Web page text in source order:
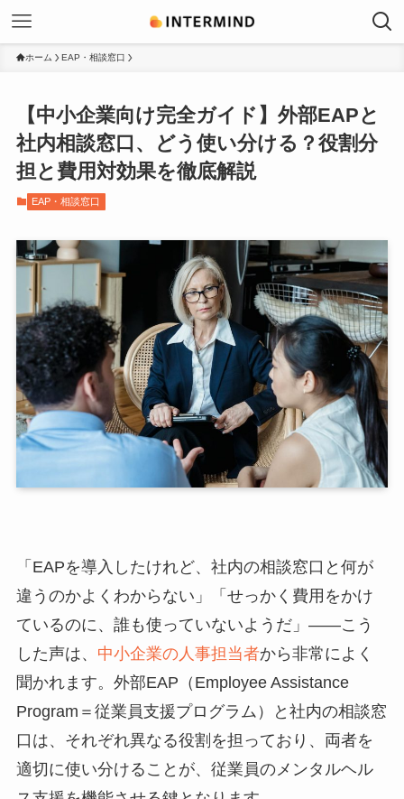
ホーム EAP・相談窓口
【中小企業向け完全ガイド】外部EAPと
社内相談窓口、どう使い分ける？役割分
担と費用対効果を徹底解説
EAP・相談窓口
「EAPを導入したけれど、社内の相談窓口と何が
違うのかよくわからない」「せっかく費用をかけ
ているのに、誰も使っていないようだ」——こう
した声は、 中小企業の人事担当者から非常によく
聞かれます。外部EAP（Employee Assistance
Program＝従業員支援プログラム）と社内の相談窓
口は、それぞれ異なる役割を担っており、両者を
適切に使い分けることが、従業員のメンタルヘル